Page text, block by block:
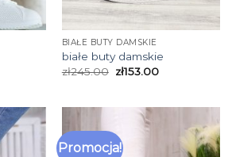
BIAŁE BUTY DAMSKIE
białe buty damskie
zł245.00 zł153.00
Promocja!